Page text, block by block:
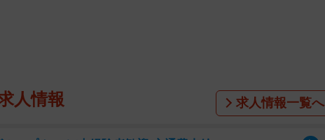
人情報 求人情報一覧へ